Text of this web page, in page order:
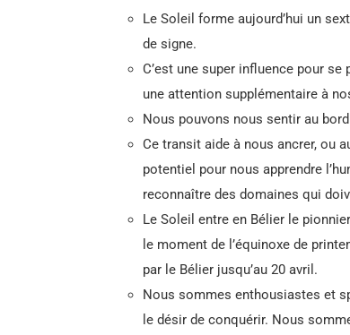
Le Soleil forme aujourd’hui un
de signe.
C’est une super influence pour
une attention supplémentaire à
Nous pouvons nous sentir au
Ce transit aide à nous ancrer, ou
potentiel pour nous apprendre
reconnaître des domaines qui
Le Soleil entre en Bélier le
le moment de l’équinoxe de
par le Bélier jusqu’au 20 avril.
Nous sommes enthousiastes et
le désir de conquérir. Nous